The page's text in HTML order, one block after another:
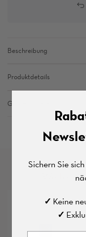
Beschreibung
Produktdetails
Größentabelle
Weitere
Sichern Sie
✓ Keine
✓ E